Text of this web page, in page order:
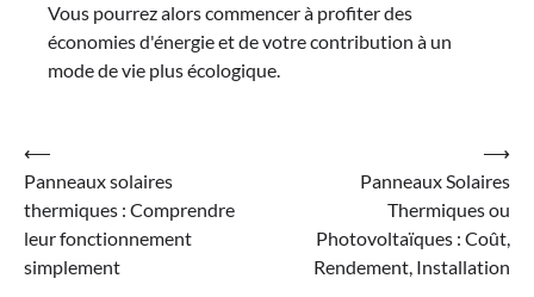
Vous pourrez alors commencer à profiter des
économies d'énergie et de votre contribution à un
mode de vie plus écologique.
Navigation
de
l’article
⟵
Panneaux solaires
thermiques : Comprendre
leur fonctionnement
simplement
Panneaux Solaires
Thermiques ou
Photovoltaïques : Coût,
Rendement, Installation
⟶